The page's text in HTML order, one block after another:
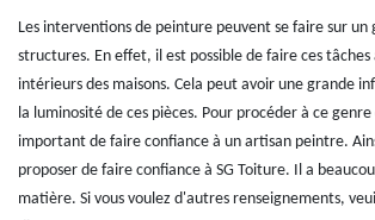
Les interventions de peinture peuvent se faire sur un
structures. En effet, il est possible de faire ces tâches
intérieurs des maisons. Cela peut avoir une grande
la luminosité de ces pièces. Pour procéder à ce
important de faire confiance à un artisan peintre.
proposer de faire confiance à SG Toiture. Il a
matière. Si vous voulez d'autres renseignements,